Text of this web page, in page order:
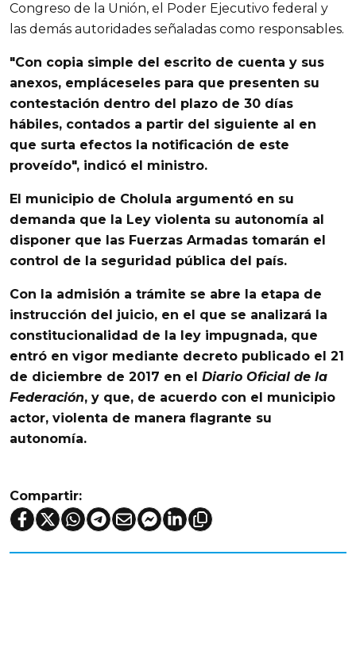
Congreso de la Unión, el Poder Ejecutivo federal y
las demás autoridades señaladas como responsables.
"Con copia simple del escrito de cuenta y sus
anexos, empláceseles para que presenten su
contestación dentro del plazo de 30 días
hábiles, contados a partir del siguiente al en
que surta efectos la notificación de este
proveído", indicó el ministro.
El municipio de Cholula argumentó en su
demanda que la Ley violenta su autonomía al
disponer que las Fuerzas Armadas tomarán el
control de la seguridad pública del país.
Con la admisión a trámite se abre la etapa de
instrucción del juicio, en el que se analizará la
constitucionalidad de la ley impugnada, que
entró en vigor mediante decreto publicado el 21
de diciembre de 2017 en el Diario Oficial de la
Federación, y que, de acuerdo con el municipio
actor, violenta de manera flagrante su
autonomía.
Compartir: